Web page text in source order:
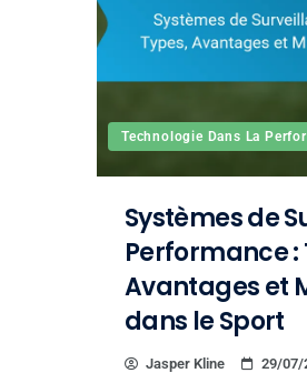
Technologie Dans La
Systèmes de
Performance :
Avantages et
dans le Sport
Jasper Kline 29/07/